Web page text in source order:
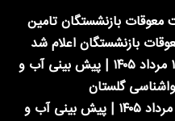
بازنشستگان تامین
بازنشستگان اعلام شد
وضعیت هوای فردا گلستان جمعه ۱۶ مرداد ۱۴۰۵ | پیش بینی آب و
وضعیت هوای فردا قزوین جمعه ۱۶ مرداد ۱۴۰۵ | پیش بینی آب و